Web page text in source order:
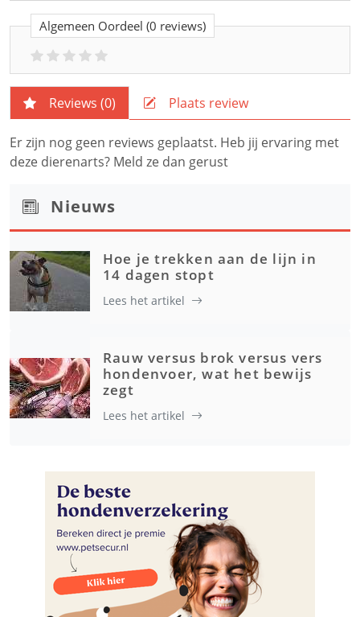
Algemeen Oordeel (0 reviews)
Reviews (0) Plaats review
Er zijn nog geen reviews geplaatst. Heb jij ervaring met
deze dierenarts? Meld ze dan gerust
Nieuws
Hoe je trekken aan de lijn in
14 dagen stopt
Lees het artikel
Rauw versus brok versus vers
hondenvoer, wat het bewijs
zegt
Lees het artikel